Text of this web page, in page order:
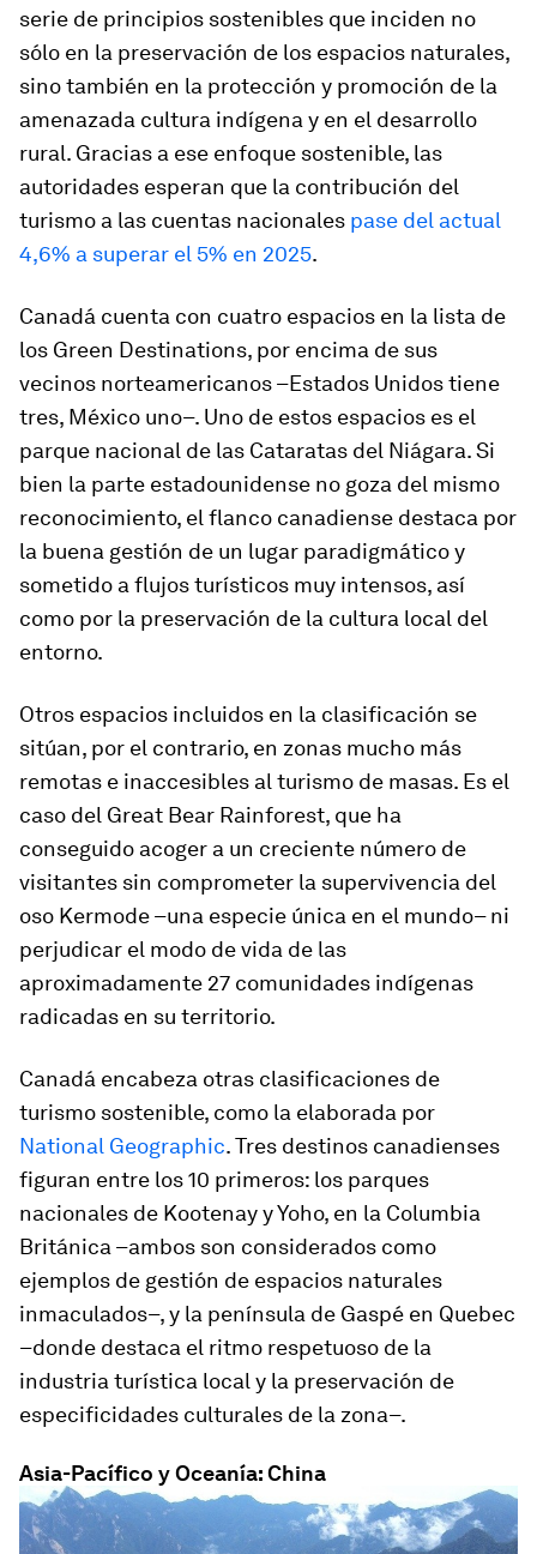
serie de principios sostenibles que inciden no
sólo en la preservación de los espacios naturales,
sino también en la protección y promoción de la
amenazada cultura indígena y en el desarrollo
rural. Gracias a ese enfoque sostenible, las
autoridades esperan que la contribución del
turismo a las cuentas nacionales pase del actual
4,6% a superar el 5% en 2025.
Canadá cuenta con cuatro espacios en la lista de
los Green Destinations, por encima de sus
vecinos norteamericanos –Estados Unidos tiene
tres, México uno–. Uno de estos espacios es el
parque nacional de las Cataratas del Niágara. Si
bien la parte estadounidense no goza del mismo
reconocimiento, el flanco canadiense destaca por
la buena gestión de un lugar paradigmático y
sometido a flujos turísticos muy intensos, así
como por la preservación de la cultura local del
entorno.
Otros espacios incluidos en la clasificación se
sitúan, por el contrario, en zonas mucho más
remotas e inaccesibles al turismo de masas. Es el
caso del Great Bear Rainforest, que ha
conseguido acoger a un creciente número de
visitantes sin comprometer la supervivencia del
oso Kermode –una especie única en el mundo– ni
perjudicar el modo de vida de las
aproximadamente 27 comunidades indígenas
radicadas en su territorio.
Canadá encabeza otras clasificaciones de
turismo sostenible, como la elaborada por
National Geographic. Tres destinos canadienses
figuran entre los 10 primeros: los parques
nacionales de Kootenay y Yoho, en la Columbia
Británica –ambos son considerados como
ejemplos de gestión de espacios naturales
inmaculados–, y la península de Gaspé en Quebec
–donde destaca el ritmo respetuoso de la
industria turística local y la preservación de
especificidades culturales de la zona–.
Asia-Pacífico y Oceanía: China